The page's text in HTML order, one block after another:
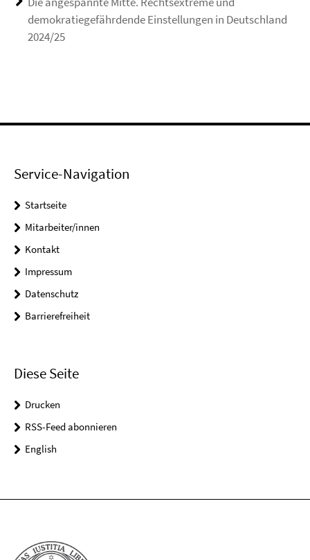
demokratiegefährdende Einstellungen in Deutschland
2024/25
Service-Navigation
Startseite
Mitarbeiter/innen
Kontakt
Impressum
Datenschutz
Barrierefreiheit
Diese Seite
Drucken
RSS-Feed abonnieren
English